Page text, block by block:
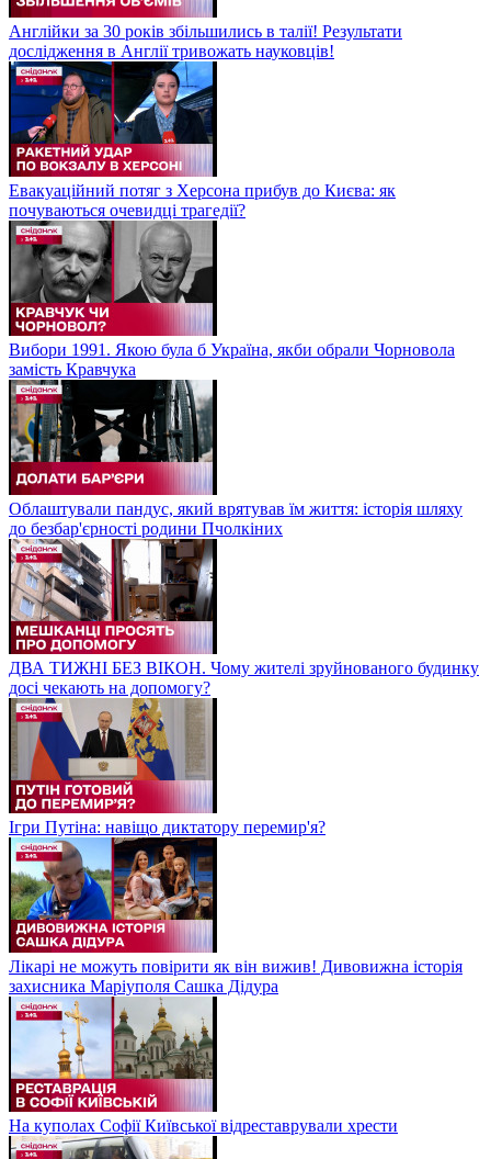
Англійки за 30 років збільшились в талії! Результати
дослідження в Англії тривожать науковців!
Евакуаційний потяг з Херсона прибув до Києва: як
почуваються очевидці трагедії?
Вибори 1991. Якою була б Україна, якби обрали Чорновола
замість Кравчука
Облаштували пандус, який врятував їм життя: історія шляху
до безбар'єрності родини Пчолкіних
ДВА ТИЖНІ БЕЗ ВІКОН. Чому жителі зруйнованого будинку
досі чекають на допомогу?
Ігри Путіна: навіщо диктатору перемир'я?
Лікарі не можуть повірити як він вижив! Дивовижна історія
захисника Маріуполя Сашка Дідура
На куполах Софії Київської відреставрували хрести